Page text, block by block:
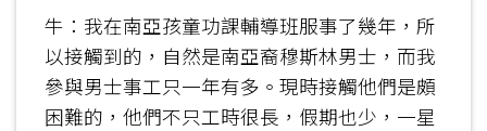
牛：我在南亞孩童功課輔導班服事了幾年，所
以接觸到的，自然是南亞裔穆斯林男士，而我
參與男士事工只一年有多。現時接觸他們是頗
困難的，他們不只工時很長，假期也少，一星